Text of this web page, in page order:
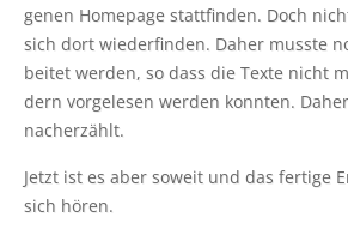
ge­nen Home­page statt­fin­den. Doch
sich dort wie­der­fin­den. Daher muss­te
bei­tet wer­den, so dass die Tex­te nicht
dern vor­ge­le­sen wer­den konn­ten.
nacherzählt.
Jetzt ist es aber soweit und das fer­ti­ge
sich hören.